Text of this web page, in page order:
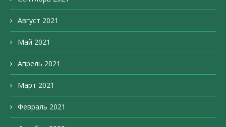
Август 2021
Май 2021
Апрель 2021
Март 2021
Февраль 2021